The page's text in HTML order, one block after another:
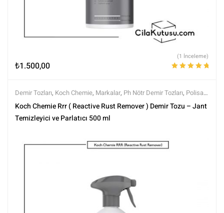
₺1.500,00
(1 İnceleme)
Demir Tozları, Koch Chemie, Markalar, Ph Nötr Demir Tozları, Polisaj
ve Parlatma,Tüm Ürünler,Tüm Ürünler,Yüzey Temizleyici ve
Arındırıcılar
Koch Chemie Rrr ( Reactive Rust Remover ) Demir Tozu – Jant
Temizleyici ve Parlatıcı 500 ml